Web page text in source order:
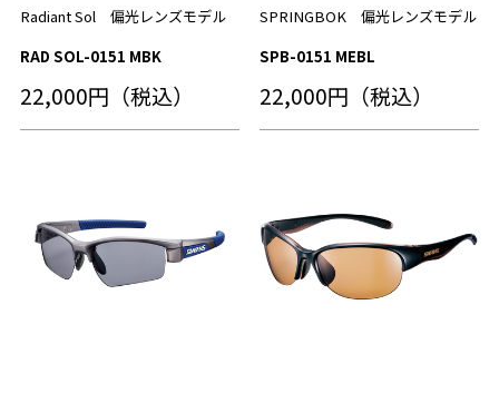
Radiant Sol 偏光レンズモデル
RAD SOL-0151 MBK
22,000円（税込）
SPRINGBOK 偏光レンズモデル
SPB-0151 MEBL
22,000円（税込）